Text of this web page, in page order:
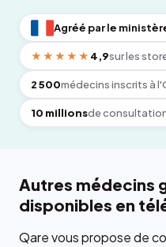
Agréé par le
★★★★★ 4,9sur les
2 500médecins inscrits à
10 millionsde
Autres médecins
disponibles en
Qare vous propose de